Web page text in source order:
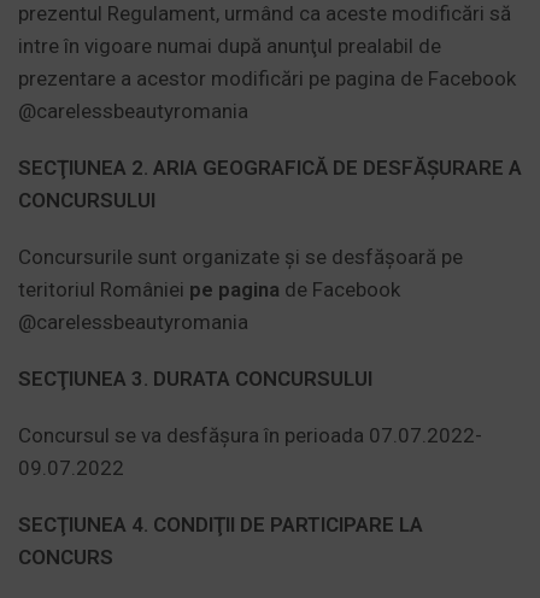
prezentul Regulament, urmând ca aceste modificări să
intre în vigoare numai după anunţul prealabil de
prezentare a acestor modificări pe pagina de Facebook
@carelessbeautyromania
SECŢIUNEA 2. ARIA GEOGRAFICĂ DE DESFĂŞURARE A
CONCURSULUI
Concursurile sunt organizate şi se desfăşoară pe
teritoriul României pe pagina de Facebook
@carelessbeautyromania
SECŢIUNEA 3. DURATA CONCURSULUI
Concursul se va desfășura în perioada 07.07.2022-
09.07.2022
SECŢIUNEA 4. CONDIŢII DE PARTICIPARE LA
CONCURS